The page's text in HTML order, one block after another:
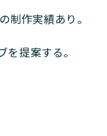
作実績あり。
提案する。